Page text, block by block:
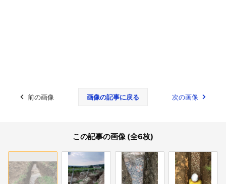
前の画像 画像の記事に戻る 次の画像
この記事の画像 (全6枚)